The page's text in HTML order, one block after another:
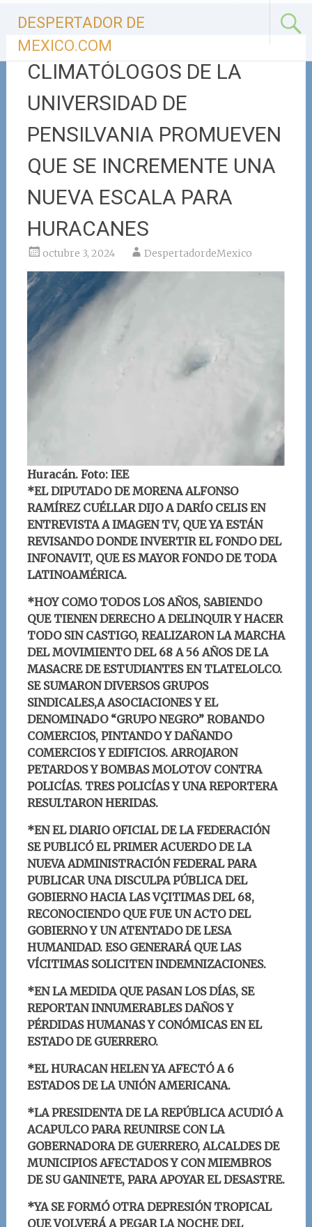
contenido
DESPERTADOR DE
MEXICO.COM
CLIMATÓLOGOS DE LA
UNIVERSIDAD DE
PENSILVANIA PROMUEVEN
QUE SE INCREMENTE UNA
NUEVA ESCALA PARA
HURACANES
octubre 3, 2024 DespertadordeMexico
Huracán. Foto: IEE
*EL DIPUTADO DE MORENA ALFONSO
RAMÍREZ CUÉLLAR DIJO A DARÍO CELIS EN
ENTREVISTA A IMAGEN TV, QUE YA ESTÁN
REVISANDO DONDE INVERTIR EL FONDO DEL
INFONAVIT, QUE ES MAYOR FONDO DE TODA
LATINOAMÉRICA.
*HOY COMO TODOS LOS AÑOS, SABIENDO
QUE TIENEN DERECHO A DELINQUIR Y HACER
TODO SIN CASTIGO, REALIZARON LA MARCHA
DEL MOVIMIENTO DEL 68 A 56 AÑOS DE LA
MASACRE DE ESTUDIANTES EN TLATELOLCO.
SE SUMARON DIVERSOS GRUPOS
SINDICALES,A ASOCIACIONES Y EL
DENOMINADO “GRUPO NEGRO” ROBANDO
COMERCIOS, PINTANDO Y DAÑANDO
COMERCIOS Y EDIFICIOS. ARROJARON
PETARDOS Y BOMBAS MOLOTOV CONTRA
POLICÍAS. TRES POLICÍAS Y UNA REPORTERA
RESULTARON HERIDAS.
*EN EL DIARIO OFICIAL DE LA FEDERACIÓN
SE PUBLICÓ EL PRIMER ACUERDO DE LA
NUEVA ADMINISTRACIÓN FEDERAL PARA
PUBLICAR UNA DISCULPA PÚBLICA DEL
GOBIERNO HACIA LAS VÇITIMAS DEL 68,
RECONOCIENDO QUE FUE UN ACTO DEL
GOBIERNO Y UN ATENTADO DE LESA
HUMANIDAD. ESO GENERARÁ QUE LAS
VÍCITIMAS SOLICITEN INDEMNIZACIONES.
*EN LA MEDIDA QUE PASAN LOS DÍAS, SE
REPORTAN INNUMERABLES DAÑOS Y
PÉRDIDAS HUMANAS Y CONÓMICAS EN EL
ESTADO DE GUERRERO.
*EL HURACAN HELEN YA AFECTÓ A 6
ESTADOS DE LA UNIÓN AMERICANA.
*LA PRESIDENTA DE LA REPÚBLICA ACUDIÓ A
ACAPULCO PARA REUNIRSE CON LA
GOBERNADORA DE GUERRERO, ALCALDES DE
MUNICIPIOS AFECTADOS Y CON MIEMBROS
DE SU GANINETE, PARA APOYAR EL DESASTRE.
*YA SE FORMÓ OTRA DEPRESIÓN TROPICAL
QUE VOLVERÁ A PEGAR LA NOCHE DEL